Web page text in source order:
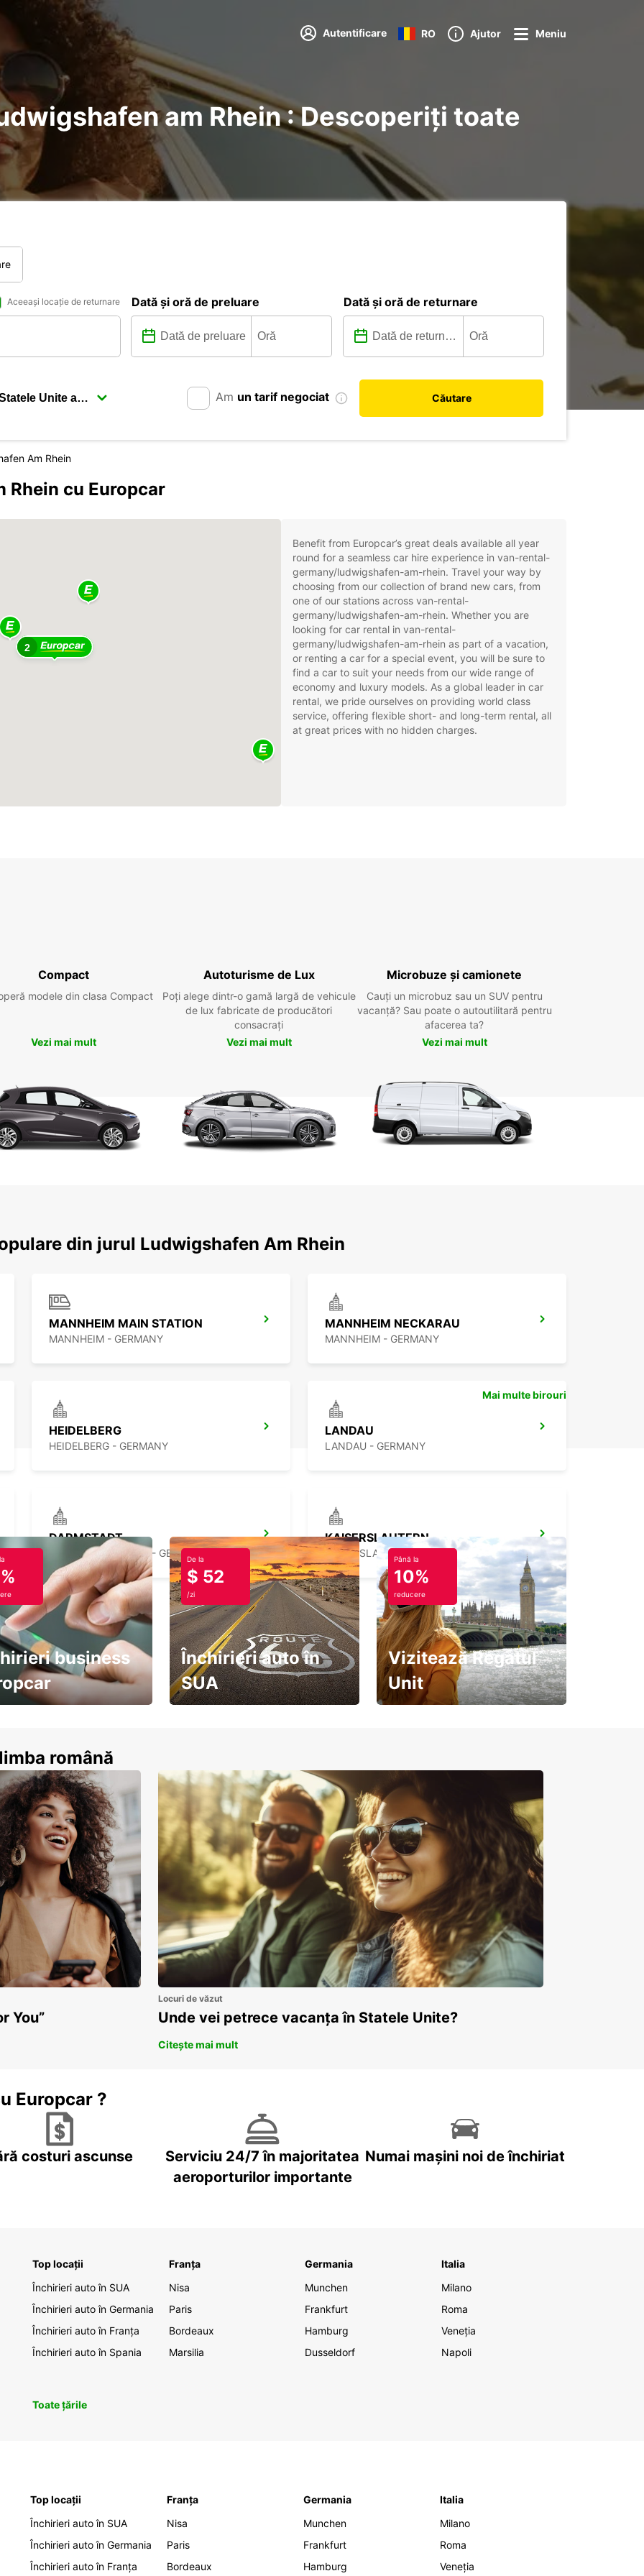
Autentificare RO Ajutor Meniu
am Rhein : Descoperiți toate
Aceeași locație de returnare Dată și oră de preluare Dată și oră de returnare
Am un tarif negociat Căutare
Am Rhein
Rhein cu Europcar
2
Benefit from Europcar’s great deals available all year
round for a seamless car hire experience in van-rental-
germany/ludwigshafen-am-rhein. Travel your way by
choosing from our collection of brand new cars, from
one of our stations across van-rental-
germany/ludwigshafen-am-rhein. Whether you are
looking for car rental in van-rental-
germany/ludwigshafen-am-rhein as part of a vacation,
or renting a car for a special event, you will be sure to
find a car to suit your needs from our wide range of
economy and luxury models. As a global leader in car
rental, we pride ourselves on providing world class
service, offering flexible short- and long-term rental, all
at great prices with no hidden charges.
Compact
modele din clasa Compact
Vezi mai mult
Autoturisme de Lux
Poți alege dintr-o gamă largă de vehicule
de lux fabricate de producători
consacrați
Vezi mai mult
Microbuze și camionete
Cauți un microbuz sau un SUV pentru
vacanță? Sau poate o autoutilitară pentru
afacerea ta?
Vezi mai mult
din jurul Ludwigshafen Am Rhein
MANNHEIM MAIN STATION
MANNHEIM - GERMANY
MANNHEIM NECKARAU
MANNHEIM - GERMANY
HEIDELBERG
HEIDELBERG - GERMANY
LANDAU
LANDAU - GERMANY
DARMSTADT
DARMSTADT NORTH - GERMANY
KAISERSLAUTERN
KAISERSLAUTERN - GERMANY
Mai multe birouri
business
De la
$ 52
/zi
Închirieri auto în
SUA
Până la
10%
reducere
Vizitează Regatul
Unit
română
You”
Locuri de văzut
Unde vei petrece vacanța în Statele Unite?
Citește mai mult
Europcar ?
costuri ascunse
Serviciu 24/7 în majoritatea
aeroporturilor importante
Numai mașini noi de închiriat
Top locații
Închirieri auto în SUA
Închirieri auto în Germania
Închirieri auto în Franța
Închirieri auto în Spania
Franța
Nisa
Paris
Bordeaux
Marsilia
Germania
Munchen
Frankfurt
Hamburg
Dusseldorf
Italia
Milano
Roma
Veneția
Napoli
Toate țările
Top locații
Închirieri auto în SUA
Închirieri auto în Germania
Închirieri auto în Franța
Franța
Nisa
Paris
Bordeaux
Germania
Munchen
Frankfurt
Hamburg
Italia
Milano
Roma
Veneția